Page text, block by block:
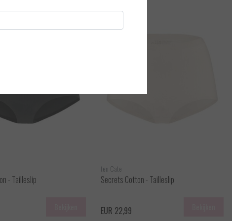
- Tailleslip
ten Cate
Secrets Cotton - Tailleslip
EUR 22,99